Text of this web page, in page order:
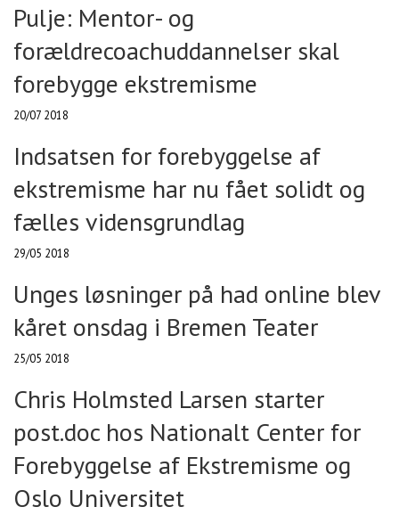
Pulje: Mentor- og
forældrecoachuddannelser skal
forebygge ekstremisme
20/07 2018
Indsatsen for forebyggelse af
ekstremisme har nu fået solidt og
fælles vidensgrundlag
29/05 2018
Unges løsninger på had online blev
kåret onsdag i Bremen Teater
25/05 2018
Chris Holmsted Larsen starter
post.doc hos Nationalt Center for
Forebyggelse af Ekstremisme og
Oslo Universitet